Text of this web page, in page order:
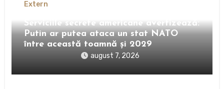
Extern
Serviciile secrete americane avertizează:
Putin ar putea ataca un stat NATO
între această toamnă și 2029
august 7, 2026